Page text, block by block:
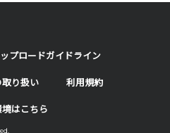
プロードガイドライン
り扱い 利用規約
はこちら